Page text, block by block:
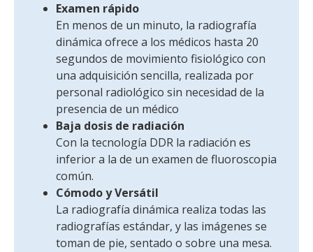
Examen rápido
En menos de un minuto, la radiografía
dinámica ofrece a los médicos hasta 20
segundos de movimiento fisiológico con
una adquisición sencilla, realizada por
personal radiológico sin necesidad de la
presencia de un médico
Baja dosis de radiación
Con la tecnología DDR la radiación es
inferior a la de un examen de fluoroscopia
común.
Cómodo y Versátil
La radiografía dinámica realiza todas las
radiografías estándar, y las imágenes se
toman de pie, sentado o sobre una mesa.